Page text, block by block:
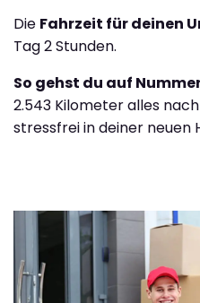
Die Fahrzeit für deinen
Tag 2 Stunden.
So gehst du auf
2.543 Kilometer alles
stressfrei in deiner neuen